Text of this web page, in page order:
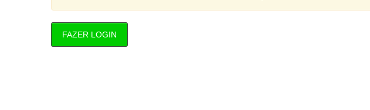
FAZER LOGIN